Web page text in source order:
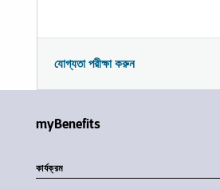
যোগ্যতা পরীক্ষা করুন
myBenefits
কার্যক্রম